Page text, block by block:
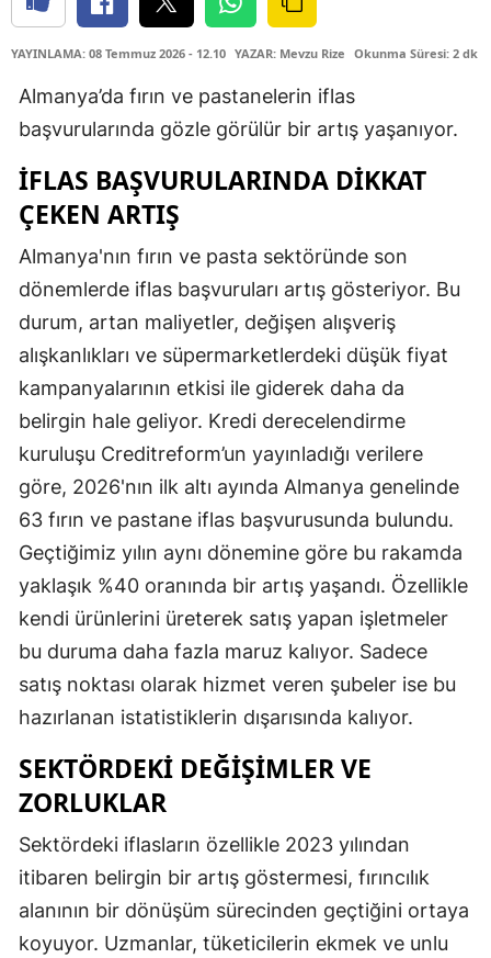
YAYINLAMA: 08 Temmuz 2026 - 12.10 YAZAR: Mevzu Rize Okunma Süresi: 2 dk
Almanya’da fırın ve pastanelerin iflas
başvurularında gözle görülür bir artış yaşanıyor.
İFLAS BAŞVURULARINDA DIKKAT
ÇEKEN ARTIŞ
Almanya'nın fırın ve pasta sektöründe son
dönemlerde iflas başvuruları artış gösteriyor. Bu
durum, artan maliyetler, değişen alışveriş
alışkanlıkları ve süpermarketlerdeki düşük fiyat
kampanyalarının etkisi ile giderek daha da
belirgin hale geliyor. Kredi derecelendirme
kuruluşu Creditreform’un yayınladığı verilere
göre, 2026'nın ilk altı ayında Almanya genelinde
63 fırın ve pastane iflas başvurusunda bulundu.
Geçtiğimiz yılın aynı dönemine göre bu rakamda
yaklaşık %40 oranında bir artış yaşandı. Özellikle
kendi ürünlerini üreterek satış yapan işletmeler
bu duruma daha fazla maruz kalıyor. Sadece
satış noktası olarak hizmet veren şubeler ise bu
hazırlanan istatistiklerin dışarısında kalıyor.
SEKTÖRDEKI DEĞIŞIMLER VE
ZORLUKLAR
Sektördeki iflasların özellikle 2023 yılından
itibaren belirgin bir artış göstermesi, fırıncılık
alanının bir dönüşüm sürecinden geçtiğini ortaya
koyuyor. Uzmanlar, tüketicilerin ekmek ve unlu